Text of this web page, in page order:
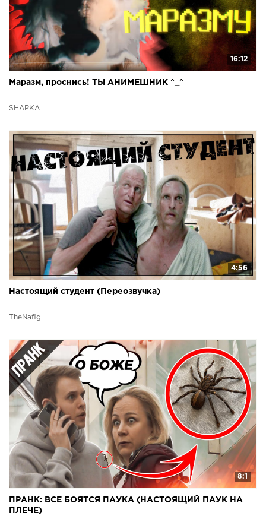
16:12
Маразм, проснись! ТЫ АНИМЕШНИК ^_^
SHAPKA
4:56
Настоящий студент (Переозвучка)
TheNafig
8:1
ПРАНК: ВСЕ БОЯТСЯ ПАУКА (НАСТОЯЩИЙ ПАУК НА
ПЛЕЧЕ)